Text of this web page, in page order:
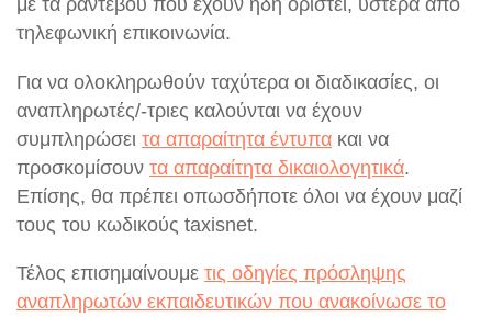
τηλεφωνική επικοινωνία.
Για να ολοκληρωθούν ταχύτερα οι διαδικασίες, οι
αναπληρωτές/-τριες καλούνται να έχουν
συμπληρώσει τα απαραίτητα έντυπα και να
προσκομίσουν τα απαραίτητα δικαιολογητικά.
Επίσης, θα πρέπει οπωσδήποτε όλοι να έχουν μαζί
τους του κωδικούς taxisnet.
Τέλος επισημαίνουμε τις οδηγίες πρόσληψης
αναπληρωτών εκπαιδευτικών που ανακοίνωσε το